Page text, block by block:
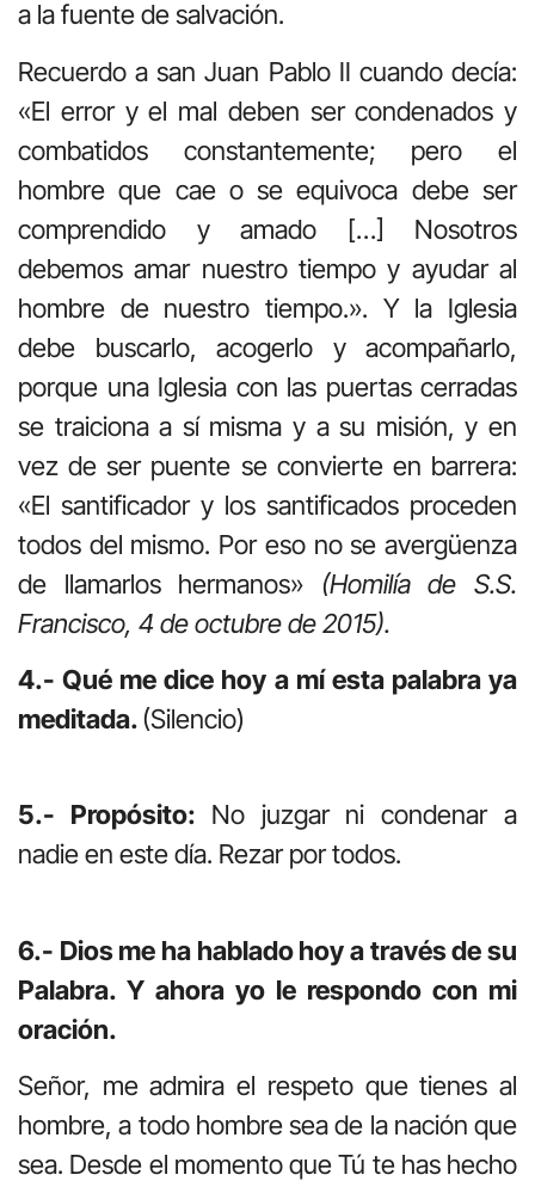
a la fuente de salvación.
Recuerdo a san Juan Pablo II cuando decía:
«El error y el mal deben ser condenados y
combatidos constantemente; pero el
hombre que cae o se equivoca debe ser
comprendido y amado […] Nosotros
debemos amar nuestro tiempo y ayudar al
hombre de nuestro tiempo.». Y la Iglesia
debe buscarlo, acogerlo y acompañarlo,
porque una Iglesia con las puertas cerradas
se traiciona a sí misma y a su misión, y en
vez de ser puente se convierte en barrera:
«El santificador y los santificados proceden
todos del mismo. Por eso no se avergüenza
de llamarlos hermanos» (Homilía de S.S.
Francisco, 4 de octubre de 2015).
4.- Qué me dice hoy a mí esta palabra ya
meditada.(Silencio)
5.- Propósito: No juzgar ni condenar a
nadie en este día. Rezar por todos.
6.- Dios me ha hablado hoy a través de su
Palabra. Y ahora yo le respondo con mi
oración.
Señor, me admira el respeto que tienes al
hombre, a todo hombre sea de la nación que
sea. Desde el momento que Tú te has hecho